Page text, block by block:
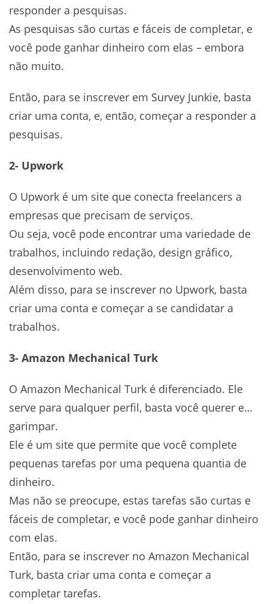
responder a pesquisas.
As pesquisas são curtas e fáceis de completar, e
você pode ganhar dinheiro com elas – embora
não muito.
Então, para se inscrever em Survey Junkie, basta
criar uma conta, e, então, começar a responder a
pesquisas.
2- Upwork
O Upwork é um site que conecta freelancers a
empresas que precisam de serviços.
Ou seja, você pode encontrar uma variedade de
trabalhos, incluindo redação, design gráfico,
desenvolvimento web.
Além disso, para se inscrever no Upwork, basta
criar uma conta e começar a se candidatar a
trabalhos.
3- Amazon Mechanical Turk
O Amazon Mechanical Turk é diferenciado. Ele
serve para qualquer perfil, basta você querer e…
garimpar.
Ele é um site que permite que você complete
pequenas tarefas por uma pequena quantia de
dinheiro.
Mas não se preocupe, estas tarefas são curtas e
fáceis de completar, e você pode ganhar dinheiro
com elas.
Então, para se inscrever no Amazon Mechanical
Turk, basta criar uma conta e começar a
completar tarefas.